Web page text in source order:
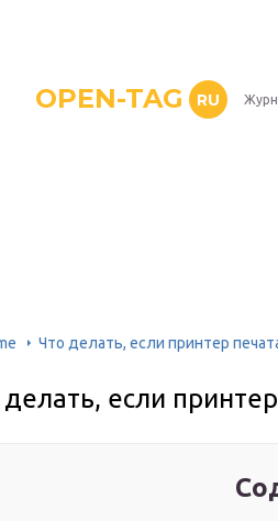
OPEN-TAG RU
Что делать, если принтер
если